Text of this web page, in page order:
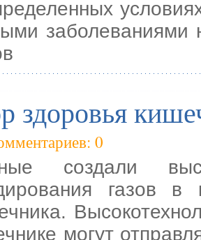
заболеваниями
здоровья
0
создали
газов в
могут